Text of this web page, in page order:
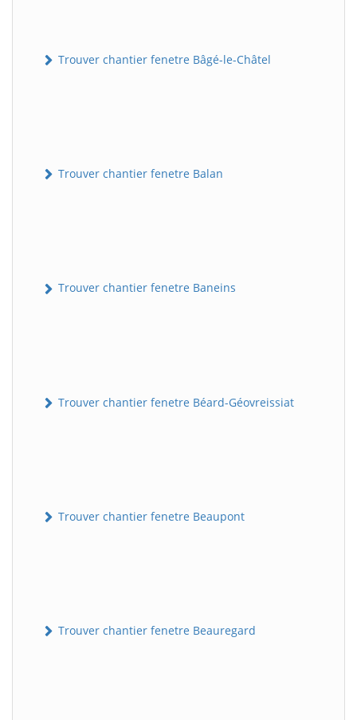
Trouver chantier fenetre Bâgé-le-Châtel
Trouver chantier fenetre Balan
Trouver chantier fenetre Baneins
Trouver chantier fenetre Béard-Géovreissiat
Trouver chantier fenetre Beaupont
Trouver chantier fenetre Beauregard